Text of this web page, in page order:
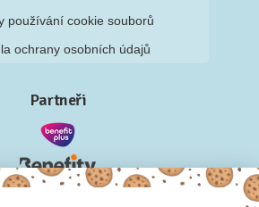
používání cookie souborů
ochrany osobních údajů
Partneři